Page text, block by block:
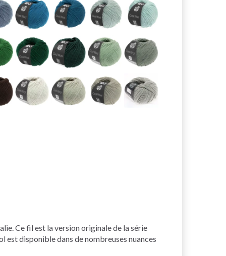
Ce fil est la version originale de la série
disponible dans de nombreuses nuances